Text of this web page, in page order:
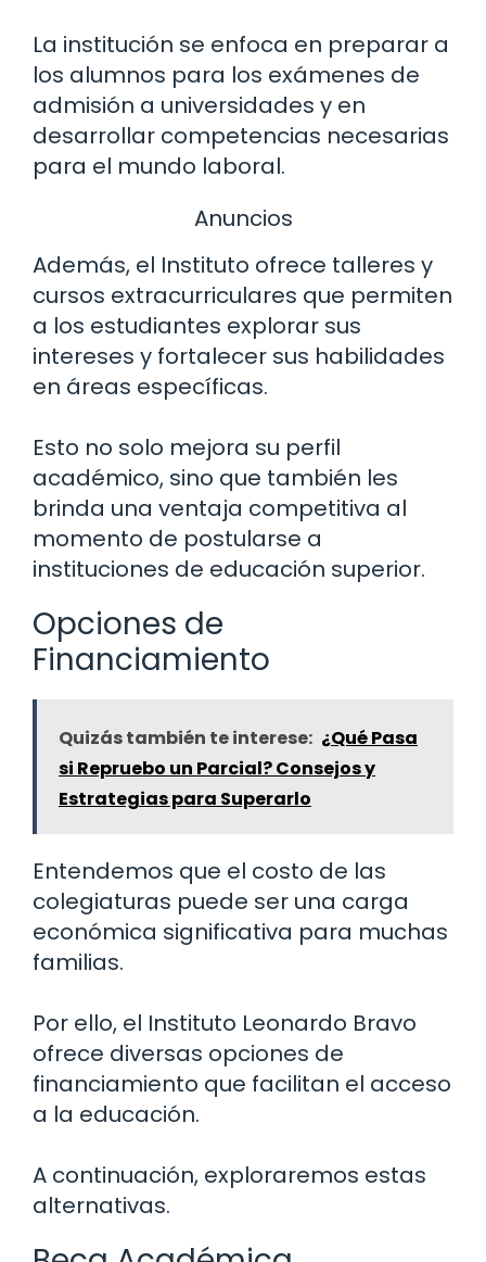
La institución se enfoca en preparar a
los alumnos para los exámenes de
admisión a universidades y en
desarrollar competencias necesarias
para el mundo laboral.
Anuncios
Además, el Instituto ofrece talleres y
cursos extracurriculares que permiten
a los estudiantes explorar sus
intereses y fortalecer sus habilidades
en áreas específicas.
Esto no solo mejora su perfil
académico, sino que también les
brinda una ventaja competitiva al
momento de postularse a
instituciones de educación superior.
Opciones de
Financiamiento
Quizás también te interese: ¿Qué Pasa
si Repruebo un Parcial? Consejos y
Estrategias para Superarlo
Entendemos que el costo de las
colegiaturas puede ser una carga
económica significativa para muchas
familias.
Por ello, el Instituto Leonardo Bravo
ofrece diversas opciones de
financiamiento que facilitan el acceso
a la educación.
A continuación, exploraremos estas
alternativas.